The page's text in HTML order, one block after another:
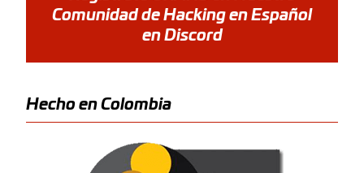
Comunidad de Hacking en Español
en Discord
Hecho en Colombia